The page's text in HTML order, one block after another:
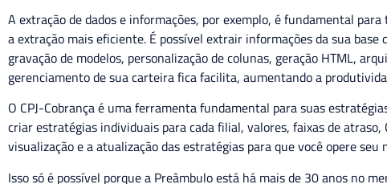
A extração de dados e informações, por exemplo, é fundamental para
a extração mais eficiente. É possível extrair informações da sua base
gravação de modelos, personalização de colunas, geração HTML,
gerenciamento de sua carteira fica facilita, aumentando a
O CPJ-Cobrança é uma ferramenta fundamental para suas
criar estratégias individuais para cada filial, valores, faixas de
visualização e a atualização das estratégias para que você opere
Isso só é possível porque a Preâmbulo está há mais de 30 anos no